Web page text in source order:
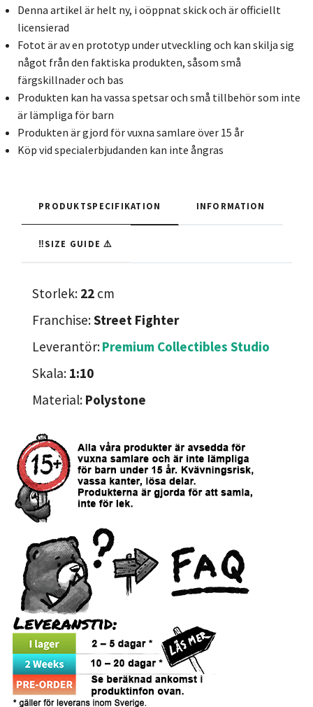
Denna artikel är helt ny, i oöppnat skick och är officiellt
licensierad
Fotot är av en prototyp under utveckling och kan skilja sig
något från den faktiska produkten, såsom små
färgskillnader och bas
Produkten kan ha vassa spetsar och små tillbehör som inte
är lämpliga för barn
Produkten är gjord för vuxna samlare över 15 år
Köp vid specialerbjudanden kan inte ångras
PRODUKTSPECIFIKATION INFORMATION
‼️SIZE GUIDE ⚠️
Storlek: 22 cm
Franchise:Street Fighter
Leverantör:Premium Collectibles Studio
Skala: 1:10
Material: Polystone